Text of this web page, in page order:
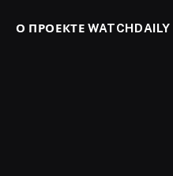
О ПРОЕКТЕ WATCHDAILY